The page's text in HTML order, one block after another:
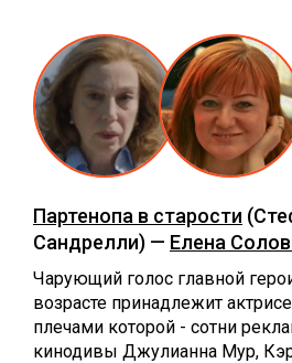
Партенопа в старости
Сандрелли) — Елена
Чарующий голос главной
возрасте принадлежит
плечами которой - сотни
кинодивы Джулианна Мур,